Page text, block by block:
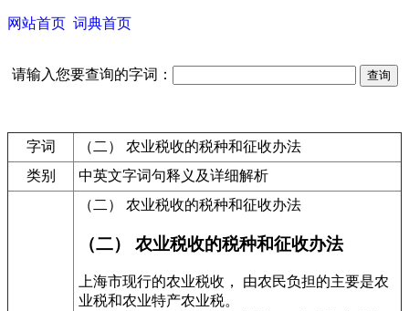
网站首页 词典首页
请输入您要查询的字词：
字词
（二） 农业税收的税种和征收办法
类别
中英文字词句释义及详细解析
（二） 农业税收的税种和征收办法
（二） 农业税收的税种和征收办法
上海市现行的农业税收， 由农民负担的主要是农
业税和农业特产农业税。